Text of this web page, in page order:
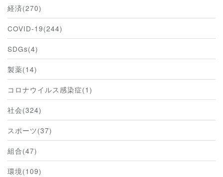
経済(270)
COVID-19(244)
SDGs(4)
製薬(14)
コロナウイルス感染症(1)
社会(324)
スポーツ(37)
組合(47)
環境(109)